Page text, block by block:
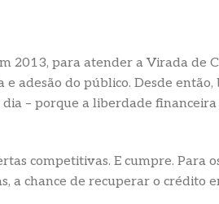
2013, para atender a Virada de
adesão do público. Desde então,
– porque a liberdade financeira
competitivas. E cumpre. Para
a chance de recuperar o crédito